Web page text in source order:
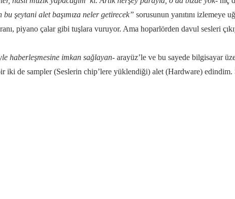
şeytani alet başımıza neler getirecek” sorusunun yanıtını izlemeye
piyano çalar gibi tuşlara vuruyor. Ama hoparlörden davul sesleri
haberleşmesine imkan sağlayan- arayüz’le ve bu sayede bilgisayar
de sampler (Seslerin chip’lere yüklendiği) alet (Hardware) edindim.